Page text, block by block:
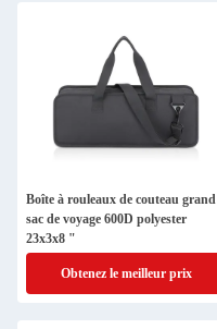
Boîte à rouleaux de couteau grand
sac de voyage 600D polyester
23x3x8 "
Obtenez le meilleur prix